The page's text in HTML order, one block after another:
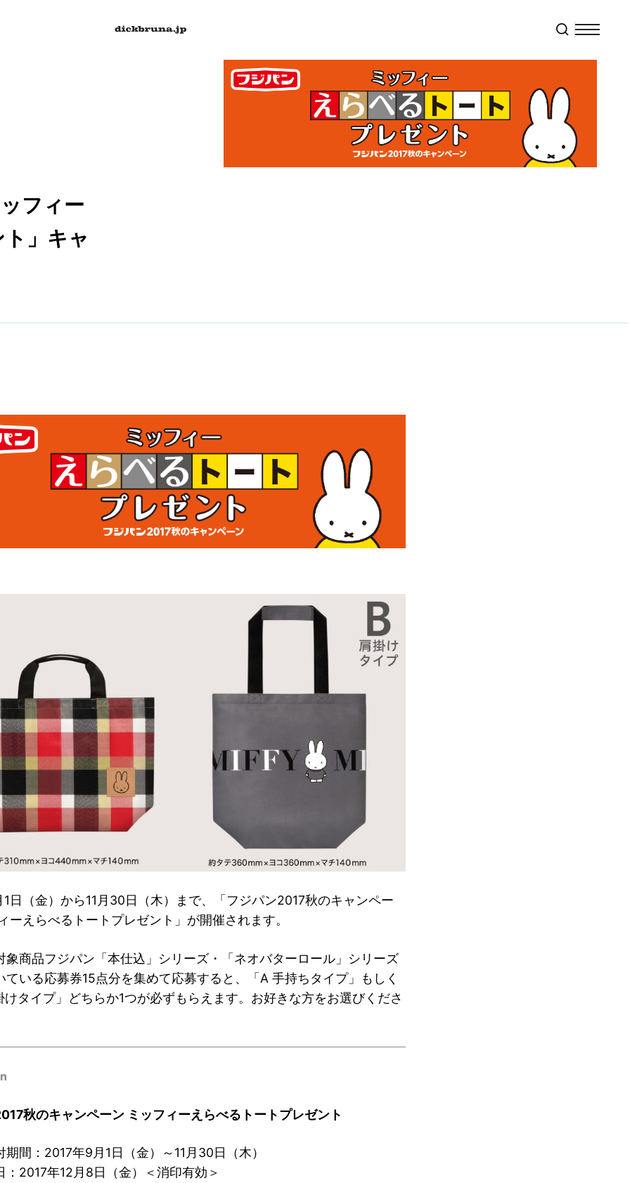
フィー
」キャ
1日（金）から11月30日（木）まで、「フジパン2017秋のキャンペー
ーえらべるトートプレゼント」が開催されます。
象商品フジパン「本仕込」シリーズ・「ネオバターロール」シリーズ
ている応募券15点分を集めて応募すると、「A 手持ちタイプ」もしく
けタイプ」どちらか1つが必ずもらえます。お好きな方をお選びくださ
秋のキャンペーン ミッフィーえらべるトートプレゼント
期間：2017年9月1日（金）～11月30日（木）
：2017年12月8日（金）＜消印有効＞